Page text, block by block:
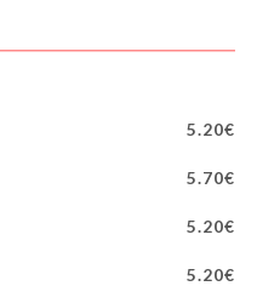
5.20€
5.70€
5.20€
5.20€